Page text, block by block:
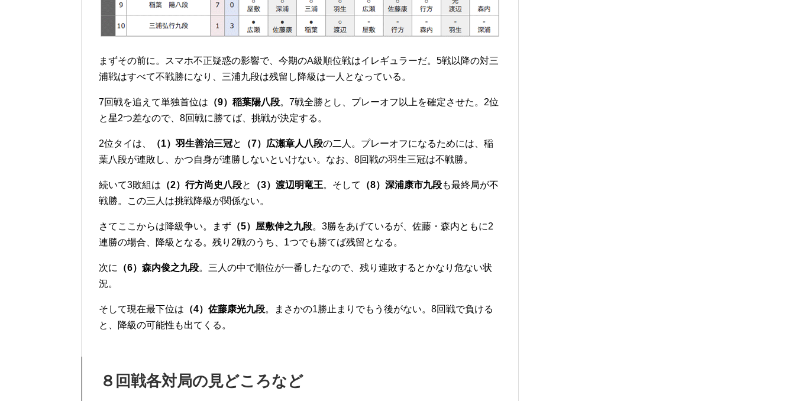
まずその前に。スマホ不正疑惑の影響で、今期のA級順位戦はイレギュラーだ。5戦以降の対三
浦戦はすべて不戦勝になり、三浦九段は残留し降級は一人となっている。
7回戦を追えて単独首位は （9）稲葉陽八段。7戦全勝とし、プレーオフ以上を確定させた。2位
と星2つ差なので、8回戦に勝てば、挑戦が決定する。
2位タイは、 （1）羽生善治三冠と （7）広瀬章人八段の二人。プレーオフになるためには、稲
葉八段が連敗し、かつ自身が連勝しないといけない。なお、8回戦の羽生三冠は不戦勝。
続いて3敗組は （2）行方尚史八段と （3）渡辺明竜王。そして （8）深浦康市九段も最終局が不
戦勝。この三人は挑戦降級が関係ない。
さてここからは降級争い。まず （5）屋敷伸之九段。3勝をあげているが、佐藤・森内ともに2
連勝の場合、降級となる。残り2戦のうち、1つでも勝てば残留となる。
次に （6）森内俊之九段。三人の中で順位が一番したなので、残り連敗するとかなり危ない状
況。
そして現在最下位は （4）佐藤康光九段。まさかの1勝止まりでもう後がない。8回戦で負ける
と、降級の可能性も出てくる。
８回戦各対局の見どころなど